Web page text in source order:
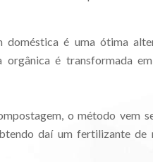
doméstica é uma ótima
é transformada
o método vem
daí um fertilizante de